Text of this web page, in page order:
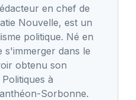
en chef de
Nouvelle, est un
politique. Né en
s'immerger dans le
obtenu son
à
Sorbonne.